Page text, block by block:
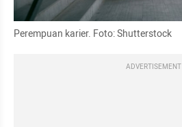
Perempuan karier. Foto: Shutterstock
ADVERTISEMENT